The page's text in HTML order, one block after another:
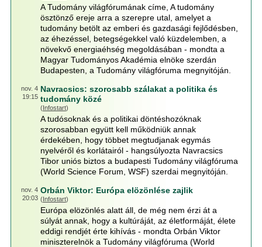
A Tudomány világfórumának címe, A tudomány
ösztönző ereje arra a szerepre utal, amelyet a
tudomány betölt az emberi és gazdasági fejlődésben,
az éhezéssel, betegségekkel való küzdelemben, a
növekvő energiaéhség megoldásában - mondta a
Magyar Tudományos Akadémia elnöke szerdán
Budapesten, a Tudomány világfóruma megnyitóján.
nov. 4
19:15
Navracsics: szorosabb szálakat a politika és
tudomány közé
(Infostart)
A tudósoknak és a politikai döntéshozóknak
szorosabban együtt kell működniük annak
érdekében, hogy többet megtudjanak egymás
nyelvéről és korlátairól - hangsúlyozta Navracsics
Tibor uniós biztos a budapesti Tudomány világfóruma
(World Science Forum, WSF) szerdai megnyitóján.
nov. 4
20:03
Orbán Viktor: Európa elözönlése zajlik
(Infostart)
Európa elözönlés alatt áll, de még nem érzi át a
súlyát annak, hogy a kultúráját, az életformáját, élete
eddigi rendjét érte kihívás - mondta Orbán Viktor
miniszterelnök a Tudomány világfóruma (World